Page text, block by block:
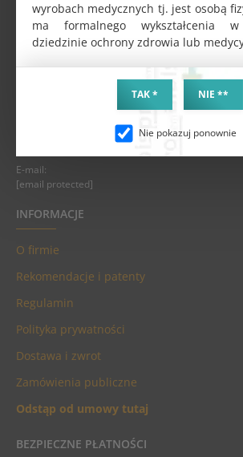
wyrobach medycznych tj. jest osobą
ma formalnego wykształcenia
dziedzinie ochrony zdrowia lub
TAK * NIE **
Nie pokazuj ponownie
KONTAKT
+48 62 765 95 93
E-mail:
[email protected]
INFORMACJE
O firmie
Rekomendacje i patenty
Regulamin
Polityka prywatności
Dostawa i zwrot
Zamówienia publiczne
Odstąp od umowy tutaj
BEZPIECZNE PŁATNOŚCI